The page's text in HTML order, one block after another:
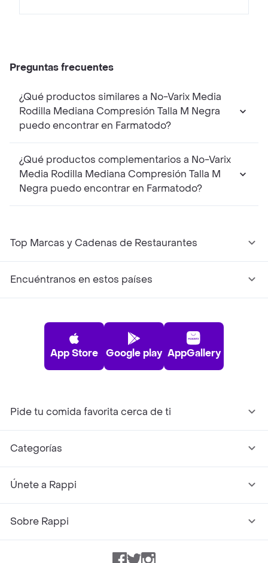
Preguntas frecuentes
¿Qué productos similares a No-Varix Media
Rodilla Mediana Compresión Talla M Negra
puedo encontrar en Farmatodo?
¿Qué productos complementarios a No-Varix
Media Rodilla Mediana Compresión Talla M
Negra puedo encontrar en Farmatodo?
Top Marcas y Cadenas de Restaurantes
Encuéntranos en estos países
App Store Google play AppGallery
Pide tu comida favorita cerca de ti
Categorías
Únete a Rappi
Sobre Rappi
Facebook
TwitterInstagram